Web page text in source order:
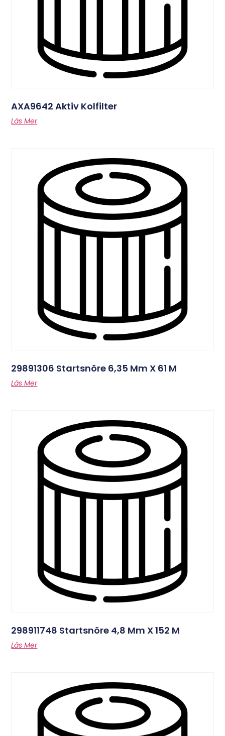
AXA9642 Aktiv Kolfilter
Läs Mer
29891306 Startsnöre 6,35 Mm X 61 M
Läs Mer
298911748 Startsnöre 4,8 Mm X 152 M
Läs Mer